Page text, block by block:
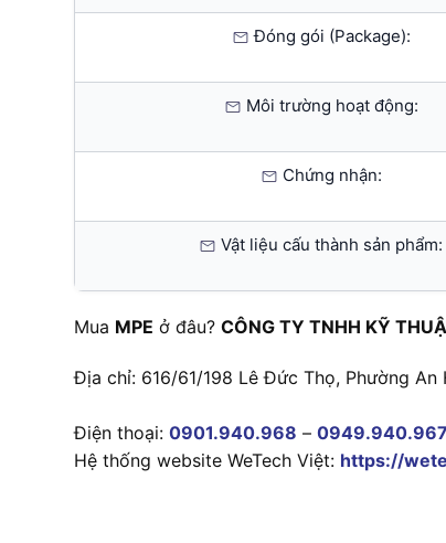
Đóng gói (Package):
Môi trường hoạt động:
Chứng nhận:
Vật liệu cấu thành sản phẩm:
Mua MPE ở đâu? CÔNG TY TNHH KỸ
Địa chỉ: 616/61/198 Lê Đức Thọ, Phường
Điện thoại: 0901.940.968 – 0949.940.967
Hệ thống website WeTech Việt: https://